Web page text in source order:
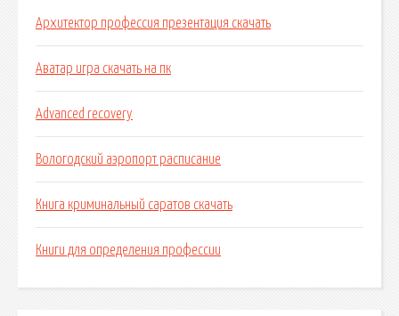
Архитектор профессия презентация скачать
Аватар игра скачать на пк
Advanced recovery
Вологодский аэропорт расписание
Книга криминальный саратов скачать
Книги для определения профессии